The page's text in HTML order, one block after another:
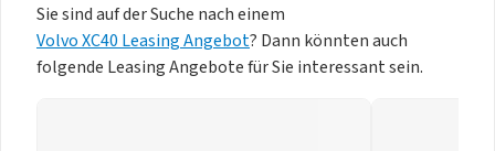
Sie sind auf der Suche nach einem
Volvo XC40 Leasing Angebot? Dann könnten auch
folgende Leasing Angebote für Sie interessant sein.